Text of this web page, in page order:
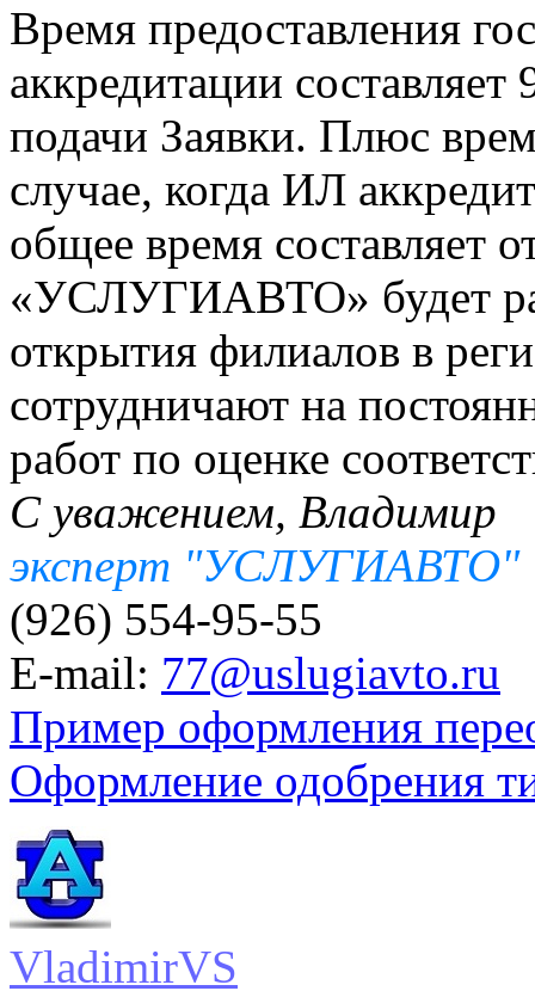
Время предоставления
аккредитации
подачи Заявки. Плюс
случае, когда ИЛ
общее время составляет
«УСЛУГИАВТО» будет
открытия филиалов в
сотрудничают на
работ по оценке
С уважением, Владимир
эксперт "УСЛУГИАВТО"
(926) 554-95-55
E-mail: 77@uslugiavto.ru
Пример оформления
Оформление одобрения
VladimirVS